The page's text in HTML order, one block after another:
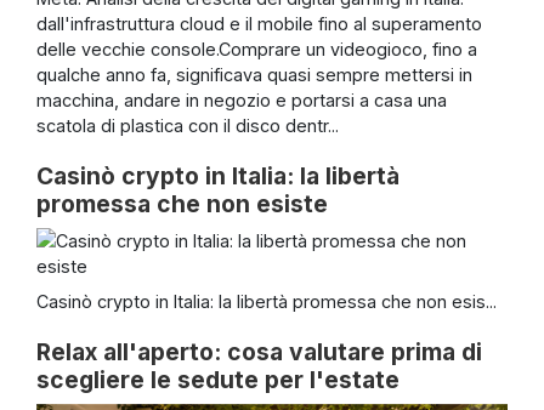
dall'infrastruttura cloud e il mobile fino al superamento
delle vecchie console.Comprare un videogioco, fino a
qualche anno fa, significava quasi sempre mettersi in
macchina, andare in negozio e portarsi a casa una
scatola di plastica con il disco dentr...
Casinò crypto in Italia: la libertà
promessa che non esiste
Casinò crypto in Italia: la libertà promessa che non esis...
Relax all'aperto: cosa valutare prima di
scegliere le sedute per l'estate